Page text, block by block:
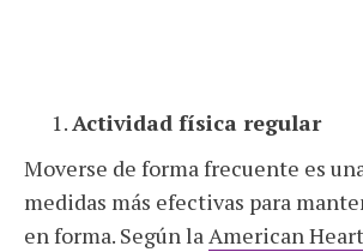
Actividad física regular
Moverse de forma frecuente es
medidas más efectivas para
en forma. Según laAmerican